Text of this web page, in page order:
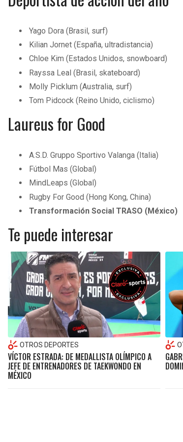
Yago Dora (Brasil, surf)
Kilian Jornet (España, ultradistancia)
Chloe Kim (Estados Unidos, snowboard)
Rayssa Leal (Brasil, skateboard)
Molly Picklum (Australia, surf)
Tom Pidcock (Reino Unido, ciclismo)
Laureus for Good
A.S.D. Gruppo Sportivo Valanga (Italia)
Fútbol Mas (Global)
MindLeaps (Global)
Rugby For Good (Hong Kong, China)
Transformación Social TRASO (México)
Te puede interesar
OTROS DEPORTES
VÍCTOR ESTRADA: DE MEDALLISTA OLÍMPICO A
JEFE DE ENTRENADORES DE TAEKWONDO EN
MÉXICO